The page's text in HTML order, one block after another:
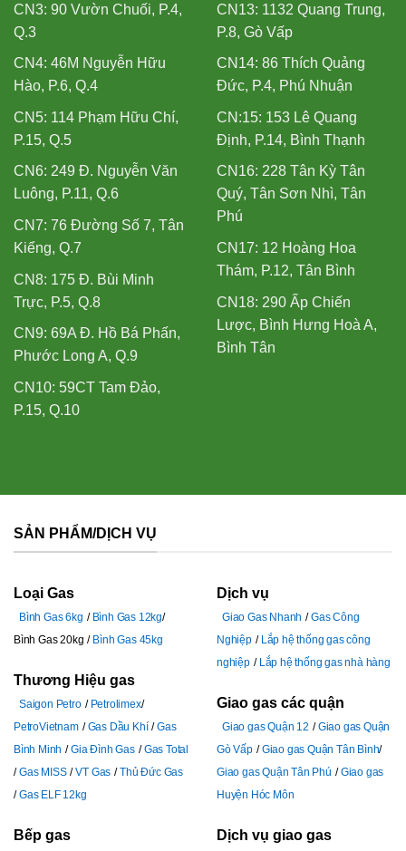
CN3: 90 Vườn Chuối, P.4,
Q.3
CN4: 46M Nguyễn Hữu
Hào, P.6, Q.4
CN5: 114 Phạm Hữu Chí,
P.15, Q.5
CN6: 249 Đ. Nguyễn Văn
Luông, P.11, Q.6
CN7: 76 Đường Số 7, Tân
Kiểng, Q.7
CN8: 175 Đ. Bùi Minh
Trực, P.5, Q.8
CN9: 69A Đ. Hồ Bá Phấn,
Phước Long A, Q.9
CN10: 59CT Tam Đảo,
P.15, Q.10
CN13: 1132 Quang Trung,
P.8, Gò Vấp
CN14: 86 Thích Quảng
Đức, P.4, Phú Nhuận
CN:15: 153 Lê Quang
Định, P.14, Bình Thạnh
CN16: 228 Tân Kỳ Tân
Quý, Tân Sơn Nhì, Tân
Phú
CN17: 12 Hoàng Hoa
Thám, P.12, Tân Bình
CN18: 290 Ấp Chiến
Lược, Bình Hưng Hoà A,
Bình Tân
SẢN PHẨM/DỊCH VỤ
Loại Gas
Bình Gas 6kg
Bình Gas 12kg
Bình Gas 20kg
Bình Gas 45kg
Thương Hiệu gas
Saigon Petro
Petrolimex
PetroVietnam
Gas Dầu Khí
Gas
Bình Minh
Gia Đình Gas
Gas Total
Gas MISS
VT Gas
Thủ Đức Gas
Gas ELF 12kg
Bếp gas
Dịch vụ
Giao Gas Nhanh
Gas Công
Nghiệp
Lắp hệ thống gas công
nghiệp
Lắp hệ thống gas nhà hàng
Giao gas các quận
Giao gas Quận 12
Giao gas Quận
Gò Vấp
Giao gas Quận Tân Bình
Giao gas Quận Tân Phú
Giao gas
Huyện Hóc Môn
Dịch vụ giao gas